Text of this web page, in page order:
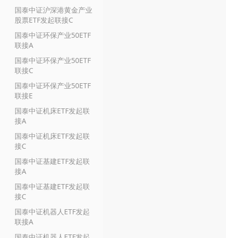
国泰中证沪深港黄金产业
股票ETF发起联接C
国泰中证环保产业50ETF
联接A
国泰中证环保产业50ETF
联接C
国泰中证环保产业50ETF
联接E
国泰中证机床ETF发起联
接A
国泰中证机床ETF发起联
接C
国泰中证基建ETF发起联
接A
国泰中证基建ETF发起联
接C
国泰中证机器人ETF发起
联接A